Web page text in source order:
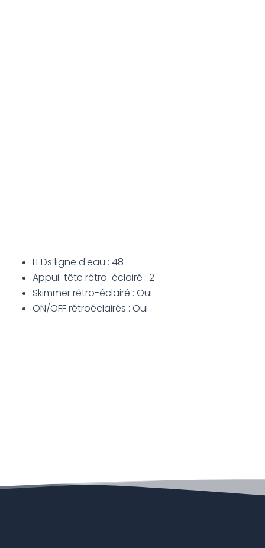
LEDs ligne d'eau : 48
Appui-tête rétro-éclairé : 2
Skimmer rétro-éclairé : Oui
ON/OFF rétroéclairés : Oui